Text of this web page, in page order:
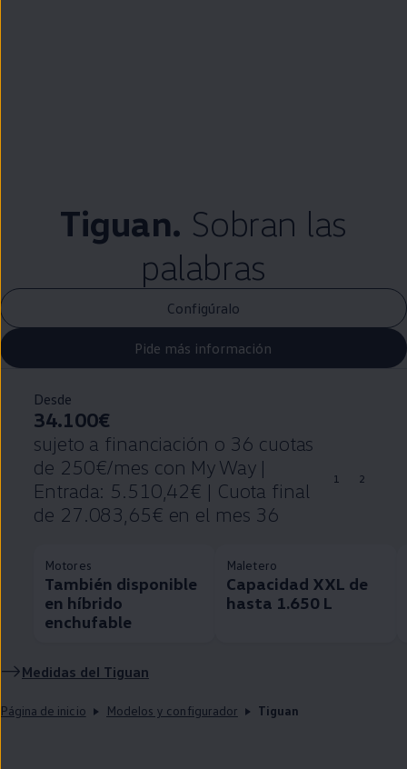
Tiguan. Sobran las
palabras
Configúralo
Pide más información
Desde
34.100€
sujeto a financiación o 36 cuotas
de 250€/mes con My Way |
Entrada: 5.510,42€ | Cuota final
de 27.083,65€ en el mes 36
1 2
Motores
También disponible
en híbrido
enchufable
Maletero
Capacidad XXL de
hasta 1.650 L
Medidas del Tiguan
Página de inicio Modelos y configurador Tiguan